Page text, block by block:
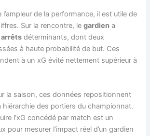
de la performance, il est utile de
Sur la rencontre, legardien a
arrêts déterminants, dont deux
à haute probabilité de but. Ces
à un xG évité nettement supérieur à
la saison, ces données repositionnent
hiérarchie des portiers du championnat.
l’xG concédé par match est un
pour mesurer l’impact réel d’un gardien